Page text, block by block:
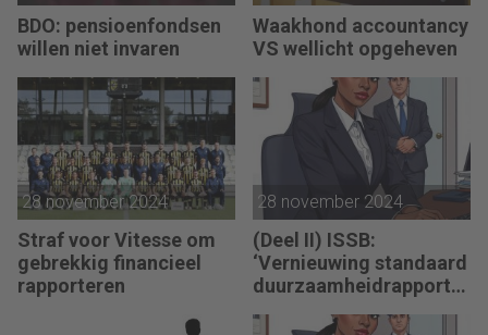
BDO: pensioenfondsen
willen niet invaren
Waakhond accountancy
VS wellicht opgeheven
28 november 2024
Straf voor Vitesse om
gebrekkig financieel
rapporteren
28 november 2024
(Deel II) ISSB:
‘Vernieuwing standaard
duurzaamheidrapporta